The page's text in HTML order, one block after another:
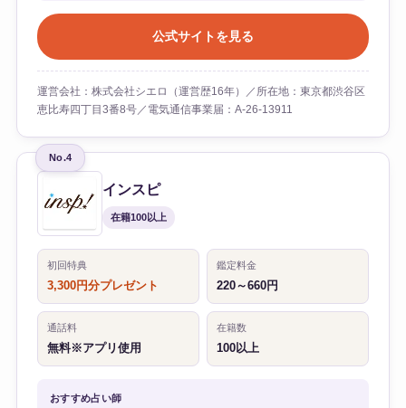
公式サイトを見る
運営会社：株式会社シエロ（運営歴16年）／所在地：東京都渋谷区
恵比寿四丁目3番8号／電気通信事業届：A-26-13911
No.4
インスピ
在籍100以上
初回特典
3,300円分プレゼント
鑑定料金
220～660円
通話料
無料※アプリ使用
在籍数
100以上
おすすめ占い師